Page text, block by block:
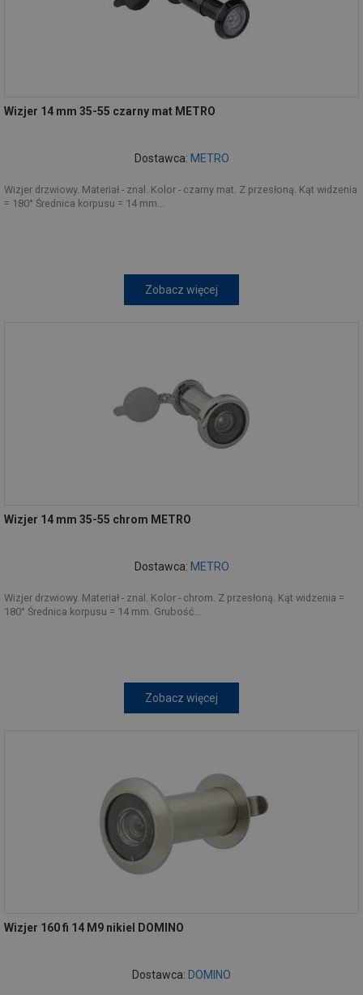
Wizjer 14 mm 35-55 czarny mat METRO
Dostawca: METRO
Wizjer drzwiowy. Materiał - znal. Kolor - czarny mat. Z przesłoną. Kąt widzenia
= 180° Średnica korpusu = 14 mm...
Zobacz więcej
Wizjer 14 mm 35-55 chrom METRO
Dostawca: METRO
Wizjer drzwiowy. Materiał - znal. Kolor - chrom. Z przesłoną. Kąt widzenia =
180° Średnica korpusu = 14 mm. Grubość...
Zobacz więcej
Wizjer 160 fi 14 M9 nikiel DOMINO
Dostawca: DOMINO